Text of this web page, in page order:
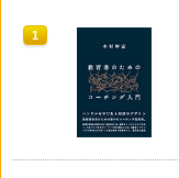
1